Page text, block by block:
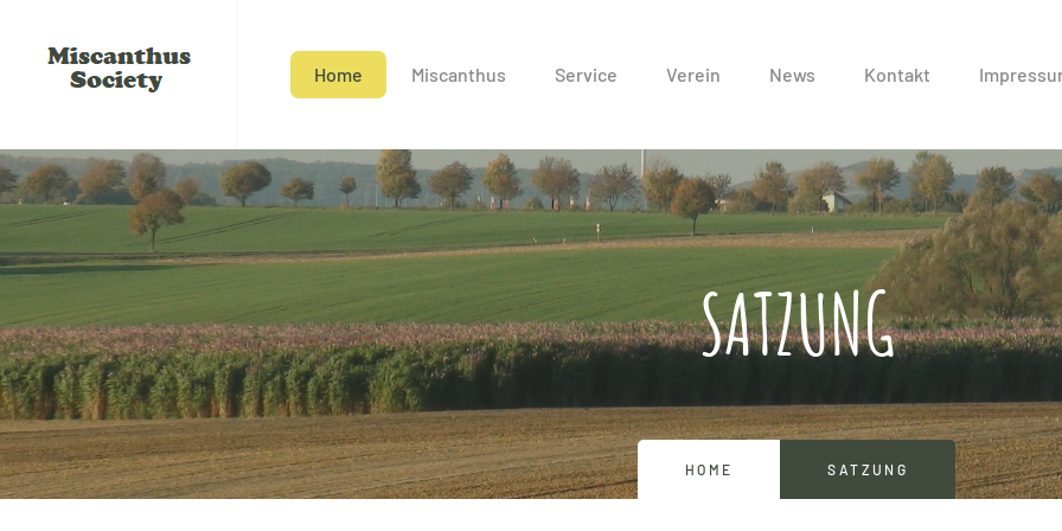
Home Miscanthus Service Verein News Kontakt
SATZUNG
HOME SATZUNG